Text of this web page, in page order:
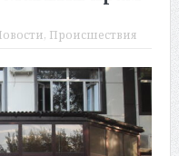
, Происшествия